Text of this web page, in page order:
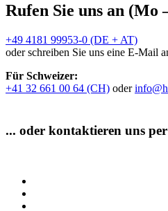
Rufen Sie uns an (Mo
+49 4181 99953-0 (DE + AT)
oder schreiben Sie uns eine E-Mail
Für Schweizer:
+41 32 661 00 64 (CH) oder
... oder kontaktieren uns per